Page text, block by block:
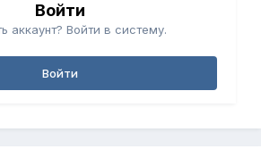
Войти
аккаунт? Войти в систему.
Войти